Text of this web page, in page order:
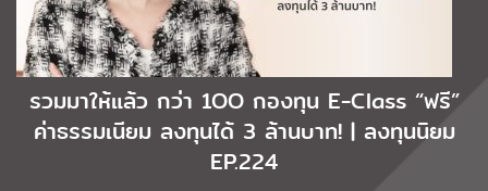
รวมมาให้แล้ว กว่า 1OO กองทุน E-Class “ฟรี”
ค่าธรรมเนียม ลงทุนได้ 3 ล้านบาท! | ลงทุนนิยม
EP.224